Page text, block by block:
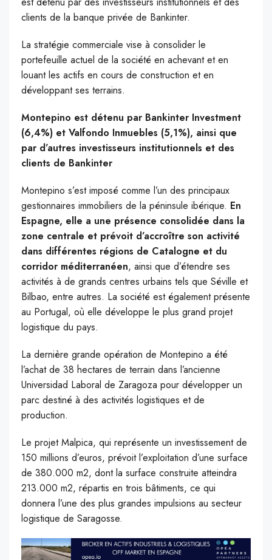
clients de la banque privée de Bankinter.
La stratégie commerciale vise à consolider le
portefeuille actuel de la société en achevant et en
louant les actifs en cours de construction et en
développant ses terrains.
Montepino est détenu par Bankinter Investment
(6,4%) et Valfondo Inmuebles (5,1%), ainsi que
par d’autres investisseurs institutionnels et des
clients de Bankinter
Montepino s’est imposé comme l’un des principaux
gestionnaires immobiliers de la péninsule ibérique. En
Espagne, elle a une présence consolidée dans la
zone centrale et prévoit d’accroître son activité
dans différentes régions de Catalogne et du
corridor méditerranéen, ainsi que d’étendre ses
activités à de grands centres urbains tels que Séville et
Bilbao, entre autres. La société est également présente
au Portugal, où elle développe le plus grand projet
logistique du pays.
La dernière grande opération de Montepino a été
l’achat de 38 hectares de terrain dans l’ancienne
Universidad Laboral de Zaragoza pour développer un
parc destiné à des activités logistiques et de
production.
Le projet Malpica, qui représente un investissement de
150 millions d’euros, prévoit l’exploitation d’une surface
de 380.000 m2, dont la surface construite atteindra
213.000 m2, répartis en trois bâtiments, ce qui
donnera l’une des plus grandes impulsions au secteur
logistique de Saragosse.